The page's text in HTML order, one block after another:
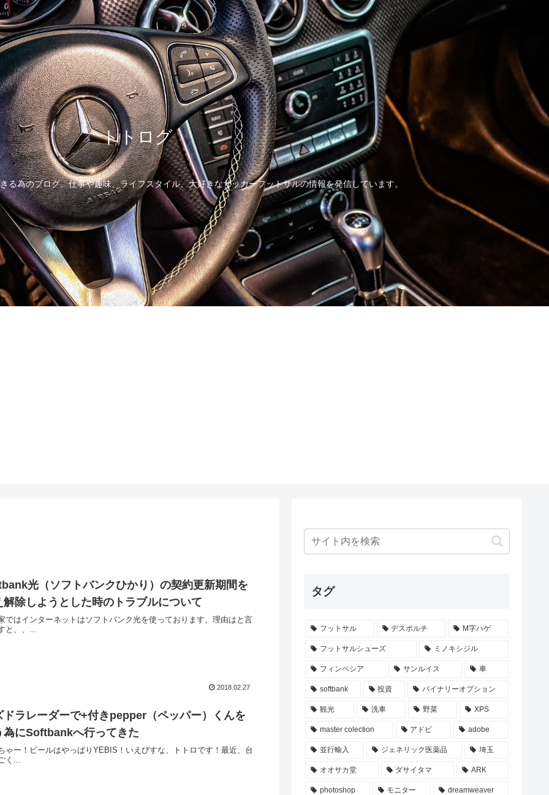
トトログ
る為のブログ。仕事や趣味、ライフスタイル、大好きなサッカーフットサルの情報を発信しています。
光（ソフトバンクひかり）の契約更新期間を
解除しようとした時のトラブルについて
ではインターネットはソフトバンク光を使っております。理由はと言
と、、...
2018.02.27
ドラレーダーで+付きpepper（ペッパー）くんを
為にSoftbankへ行ってきた
ゃー！ビールはやっぱりYEBIS！いえびすな、トトロです！最近、台
く...
タグ
フットサル デスポルチ M字ハゲ
フットサルシューズ ミノキシジル
フィンペシア サンルイス 車
softbank 投資 バイナリーオプション
観光 洗車 野菜 XPS
master colection アドビ adobe
並行輸入 ジェネリック医薬品 埼玉
オオサカ堂 ダサイタマ ARK
photoshop モニター dreamweaver